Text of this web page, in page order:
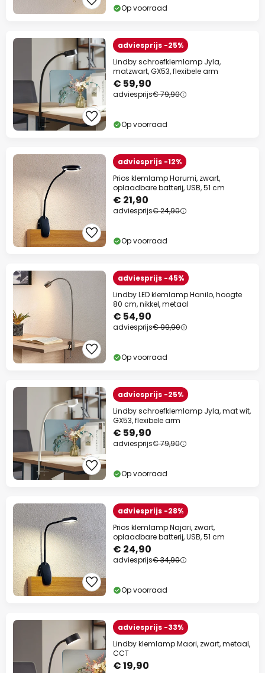
Op voorraad
adviesprijs -25%
Lindby schroefklemlamp Jyla,
matzwart, GX53, flexibele arm
€ 59,90
adviesprijs€ 79,90
Op voorraad
adviesprijs -12%
Prios klemlamp Harumi, zwart,
oplaadbare batterij, USB, 51 cm
€ 21,90
adviesprijs€ 24,90
Op voorraad
adviesprijs -45%
Lindby LED klemlamp Hanilo, hoogte
80 cm, nikkel, metaal
€ 54,90
adviesprijs€ 99,90
Op voorraad
adviesprijs -25%
Lindby schroefklemlamp Jyla, mat wit,
GX53, flexibele arm
€ 59,90
adviesprijs€ 79,90
Op voorraad
adviesprijs -28%
Prios klemlamp Najari, zwart,
oplaadbare batterij, USB, 51 cm
€ 24,90
adviesprijs€ 34,90
Op voorraad
adviesprijs -33%
Lindby klemlamp Maori, zwart, metaal,
CCT
€ 19,90